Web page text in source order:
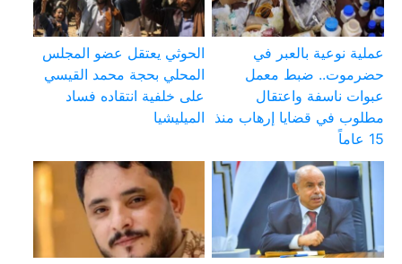
عملية نوعية بالعبر في
حضرموت.. ضبط معمل
عبوات ناسفة واعتقال
مطلوب في قضايا إرهاب منذ
15 عاماً
الحوثي يعتقل عضو المجلس
المحلي بحجة محمد القيسي
على خلفية انتقاده فساد
الميليشيا